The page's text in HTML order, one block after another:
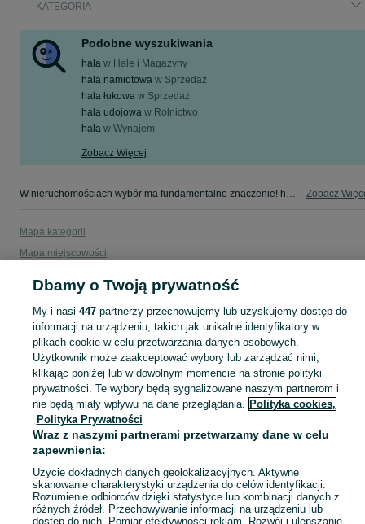
KATEGORIA
Podobne wyszukiwania
hala w Hale i Magazyny
hala namiotowa w Sprzedaż
hala łukowa w Sprzedaż
hala udojowa w Rolnictwo
hala w Wynajem
Zobacz Więcej
W nieruchomościach wybór ma fundamentalne znaczenie! hala w Twojej okolicy - tylko w kategorii Nieruchomości na OLX! Zobacz
Mapa kategorii
Mapa miejscowości
Popularne wyszukiwania
Dbamy o Twoją prywatność
My i nasi 447partnerzy przechowujemy lub uzyskujemy dostęp do
informacji na urządzeniu, takich jak unikalne identyfikatory w
plikach cookie w celu przetwarzania danych osobowych.
Użytkownik może zaakceptować wybory lub zarządzać nimi,
klikając poniżej lub w dowolnym momencie na stronie polityki
prywatności. Te wybory będą sygnalizowane naszym partnerom i
nie będą miały wpływu na dane przeglądania. Polityka cookies,
Polityka Prywatności
Wraz z naszymi partnerami przetwarzamy dane w celu
zapewnienia:
Użycie dokładnych danych geolokalizacyjnych. Aktywne
skanowanie charakterystyki urządzenia do celów identyfikacji.
Rozumienie odbiorców dzięki statystyce lub kombinacji danych z
różnych źródeł. Przechowywanie informacji na urządzeniu lub
dostęp do nich. Pomiar efektywności reklam. Rozwój i ulepszanie